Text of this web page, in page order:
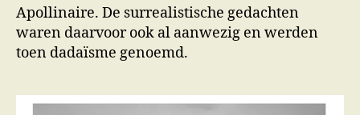
Apollinaire. De surrealistische gedachten
waren daarvoor ook al aanwezig en werden
toen dadaïsme genoemd.